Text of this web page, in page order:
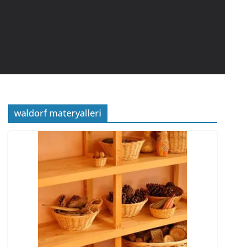
waldorf materyalleri